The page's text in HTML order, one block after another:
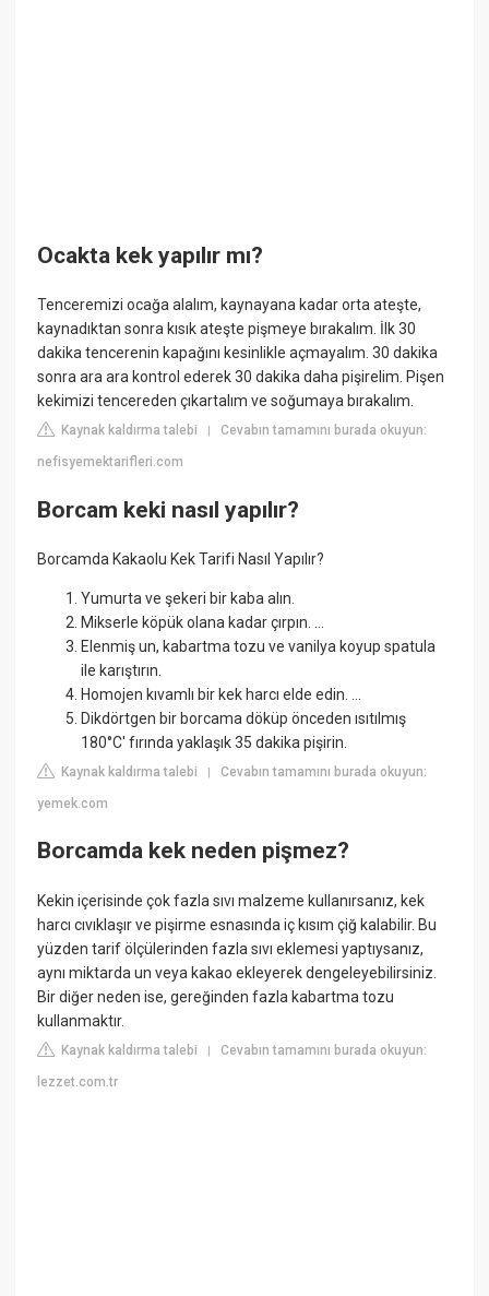
Ocakta kek yapılır mı?
Tenceremizi ocağa alalım, kaynayana kadar orta ateşte,
kaynadıktan sonra kısık ateşte pişmeye bırakalım. İlk 30
dakika tencerenin kapağını kesinlikle açmayalım. 30 dakika
sonra ara ara kontrol ederek 30 dakika daha pişirelim. Pişen
kekimizi tencereden çıkartalım ve soğumaya bırakalım.
Kaynak kaldırma talebi |Cevabın tamamını burada okuyun:
nefisyemektarifleri.com
Borcam keki nasıl yapılır?
Borcamda Kakaolu Kek Tarifi Nasıl Yapılır?
Yumurta ve şekeri bir kaba alın.
Mikserle köpük olana kadar çırpın. ...
Elenmiş un, kabartma tozu ve vanilya koyup spatula
ile karıştırın.
Homojen kıvamlı bir kek harcı elde edin. ...
Dikdörtgen bir borcama döküp önceden ısıtılmış
180°C' fırında yaklaşık 35 dakika pişirin.
Kaynak kaldırma talebi |Cevabın tamamını burada okuyun:
yemek.com
Borcamda kek neden pişmez?
Kekin içerisinde çok fazla sıvı malzeme kullanırsanız, kek
harcı cıvıklaşır ve pişirme esnasında iç kısım çiğ kalabilir. Bu
yüzden tarif ölçülerinden fazla sıvı eklemesi yaptıysanız,
aynı miktarda un veya kakao ekleyerek dengeleyebilirsiniz.
Bir diğer neden ise, gereğinden fazla kabartma tozu
kullanmaktır.
Kaynak kaldırma talebi |Cevabın tamamını burada okuyun:
lezzet.com.tr